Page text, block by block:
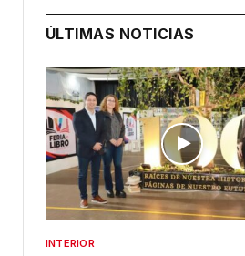
ÚLTIMAS NOTICIAS
INTERIOR